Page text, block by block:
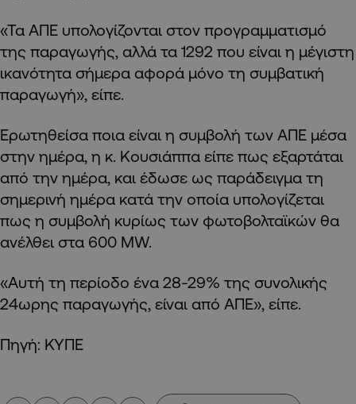
«Τα ΑΠΕ υπολογίζονται στον προγραμματισμό
της παραγωγής, αλλά τα 1292 που είναι η μέγιστη
ικανότητα σήμερα αφορά μόνο τη συμβατική
παραγωγή», είπε.
Ερωτηθείσα ποια είναι η συμβολή των ΑΠΕ μέσα
στην ημέρα, η κ. Κουσιάππα είπε πως εξαρτάται
από την ημέρα, και έδωσε ως παράδειγμα τη
σημερινή ημέρα κατά την οποία υπολογίζεται
πως η συμβολή κυρίως των φωτοβολταϊκών θα
ανέλθει στα 600 MW.
«Αυτή τη περίοδο ένα 28-29% της συνολικής
24ωρης παραγωγής, είναι από ΑΠΕ», είπε.
Πηγή: ΚΥΠΕ